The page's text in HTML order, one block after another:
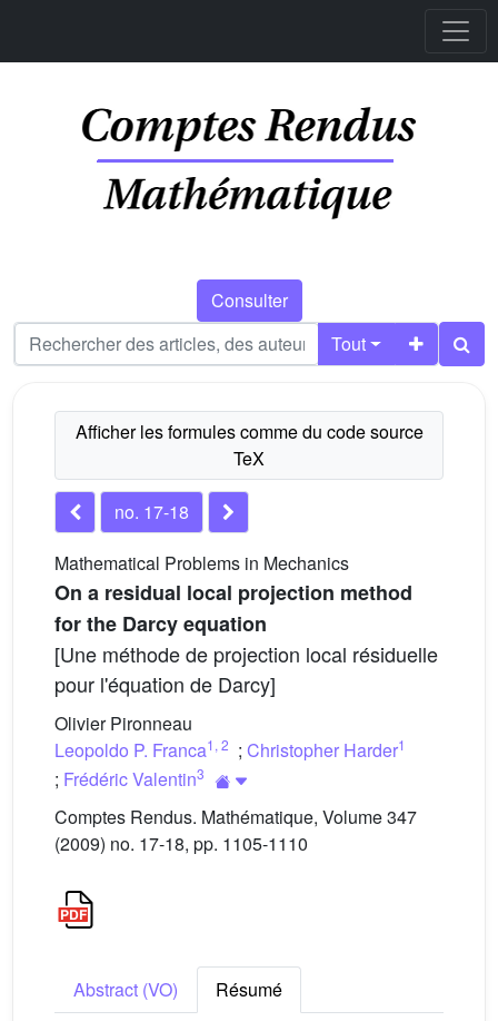
Consulter
Tout
no. 17-18
Mathematical Problems in Mechanics
On a residual local projection method
for the Darcy equation
[Une méthode de projection local résiduelle
pour l'équation de Darcy]
Olivier Pironneau
Leopoldo P. Franca1 , 2 ; Christopher Harder1
; Frédéric Valentin3
Comptes Rendus. Mathématique, Volume 347
(2009) no. 17-18, pp. 1105-1110
Abstract (VO)
Résumé